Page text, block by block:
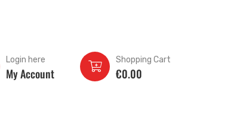
Login here
My Account
Shopping Cart
€0.00